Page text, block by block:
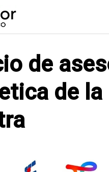
de
de la